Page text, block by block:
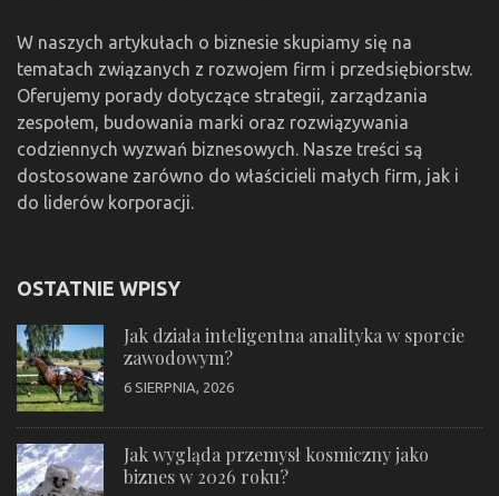
W naszych artykułach o biznesie skupiamy się na
tematach związanych z rozwojem firm i przedsiębiorstw.
Oferujemy porady dotyczące strategii, zarządzania
zespołem, budowania marki oraz rozwiązywania
codziennych wyzwań biznesowych. Nasze treści są
dostosowane zarówno do właścicieli małych firm, jak i
do liderów korporacji.
OSTATNIE WPISY
Jak działa inteligentna analityka w sporcie
zawodowym?
6 SIERPNIA, 2026
Jak wygląda przemysł kosmiczny jako
biznes w 2026 roku?